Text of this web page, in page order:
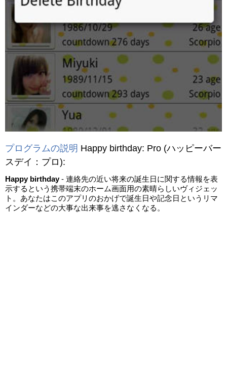
プログラムの説明 Happy birthday: Pro (ハッピーバー
スデイ：プロ):
Happy birthday- 連絡先の近い将来の誕生日に関する情報を表
示するという携帯端末のホーム画面用の素晴らしいヴィジェッ
ト。あなたはこのアプリのおかげで誕生日や記念日というリマ
インダーなどの大事な出来事を逃さなくなる。